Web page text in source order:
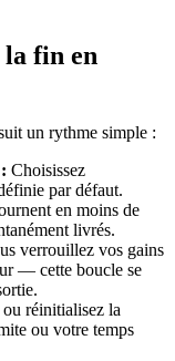
la fin en
un rythme simple :
Choisissez
par défaut.
en moins de
livrés.
verrouillez vos gains
— cette boucle se
réinitialisez la
ou votre temps